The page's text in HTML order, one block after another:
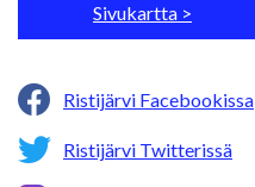
Sivukartta >
Ristijärvi Facebookissa
Ristijärvi Twitterissä